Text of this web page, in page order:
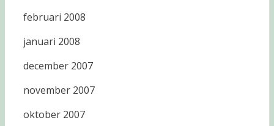
februari 2008
januari 2008
december 2007
november 2007
oktober 2007